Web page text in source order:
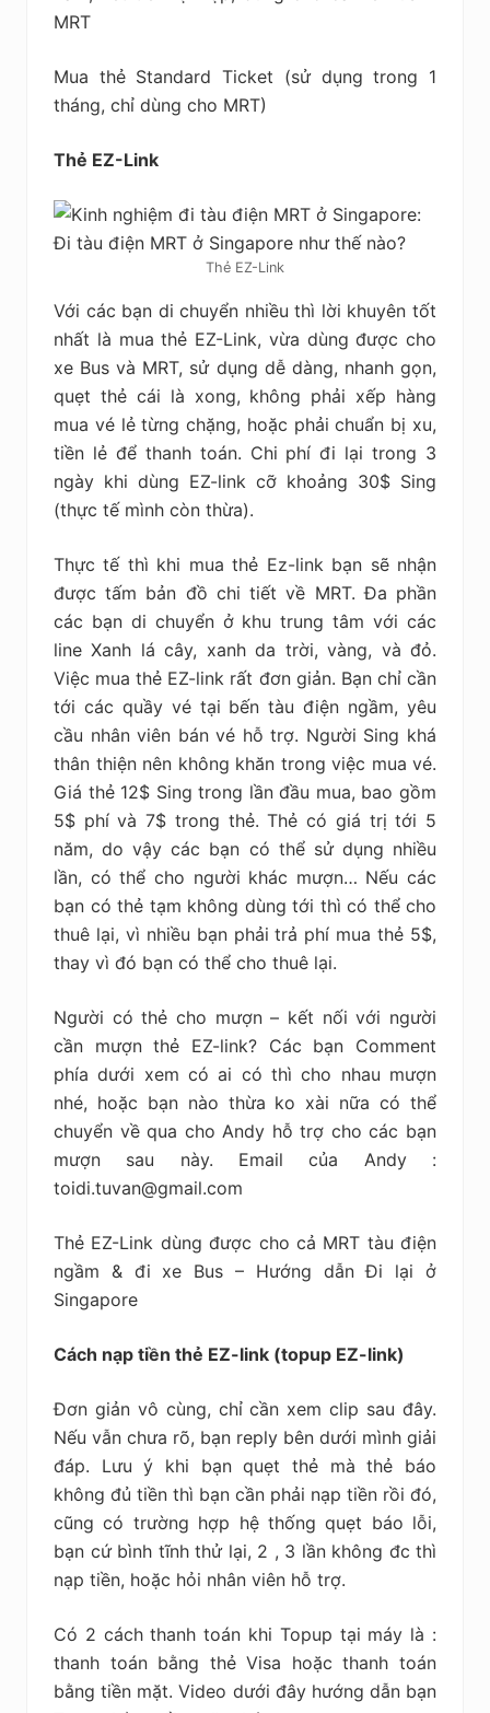
MRT
Mua thẻ Standard Ticket (sử dụng trong 1
tháng, chỉ dùng cho MRT)
Thẻ EZ-Link
Thẻ EZ-Link
Với các bạn di chuyển nhiều thì lời khuyên tốt
nhất là mua thẻ EZ-Link, vừa dùng được cho
xe Bus và MRT, sử dụng dễ dàng, nhanh gọn,
quẹt thẻ cái là xong, không phải xếp hàng
mua vé lẻ từng chặng, hoặc phải chuẩn bị xu,
tiền lẻ để thanh toán. Chi phí đi lại trong 3
ngày khi dùng EZ-link cỡ khoảng 30$ Sing
(thực tế mình còn thừa).
Thực tế thì khi mua thẻ Ez-link bạn sẽ nhận
được tấm bản đồ chi tiết về MRT. Đa phần
các bạn di chuyển ở khu trung tâm với các
line Xanh lá cây, xanh da trời, vàng, và đỏ.
Việc mua thẻ EZ-link rất đơn giản. Bạn chỉ cần
tới các quầy vé tại bến tàu điện ngầm, yêu
cầu nhân viên bán vé hỗ trợ. Người Sing khá
thân thiện nên không khăn trong việc mua vé.
Giá thẻ 12$ Sing trong lần đầu mua, bao gồm
5$ phí và 7$ trong thẻ. Thẻ có giá trị tới 5
năm, do vậy các bạn có thể sử dụng nhiều
lần, có thể cho người khác mượn… Nếu các
bạn có thẻ tạm không dùng tới thì có thể cho
thuê lại, vì nhiều bạn phải trả phí mua thẻ 5$,
thay vì đó bạn có thể cho thuê lại.
Người có thẻ cho mượn – kết nối với người
cần mượn thẻ EZ-link? Các bạn Comment
phía dưới xem có ai có thì cho nhau mượn
nhé, hoặc bạn nào thừa ko xài nữa có thể
chuyển về qua cho Andy hỗ trợ cho các bạn
mượn sau này. Email của Andy :
toidi.tuvan@gmail.com
Thẻ EZ-Link dùng được cho cả MRT tàu điện
ngầm & đi xe Bus – Hướng dẫn Đi lại ở
Singapore
Cách nạp tiền thẻ EZ-link (topup EZ-link)
Đơn giản vô cùng, chỉ cần xem clip sau đây.
Nếu vẫn chưa rõ, bạn reply bên dưới mình giải
đáp. Lưu ý khi bạn quẹt thẻ mà thẻ báo
không đủ tiền thì bạn cần phải nạp tiền rồi đó,
cũng có trường hợp hệ thống quẹt báo lỗi,
bạn cứ bình tĩnh thử lại, 2 , 3 lần không đc thì
nạp tiền, hoặc hỏi nhân viên hỗ trợ.
Có 2 cách thanh toán khi Topup tại máy là :
thanh toán bằng thẻ Visa hoặc thanh toán
bằng tiền mặt. Video dưới đây hướng dẫn bạn